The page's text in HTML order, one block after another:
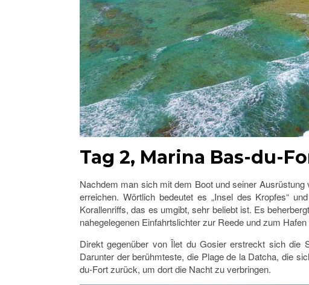
Tag 2, Marina Bas-du-
Nachdem man sich mit dem Boot und seiner
erreichen. Wörtlich bedeutet es „Insel des Kropfes“
Korallenriffs, das es umgibt, sehr beliebt ist. Es
nahegelegenen Einfahrtslichter zur Reede und zum
Direkt gegenüber von Îlet du Gosier erstreckt sich die
Darunter der berühmteste, die Plage de la Datcha, die
du-Fort zurück, um dort die Nacht zu verbringen.